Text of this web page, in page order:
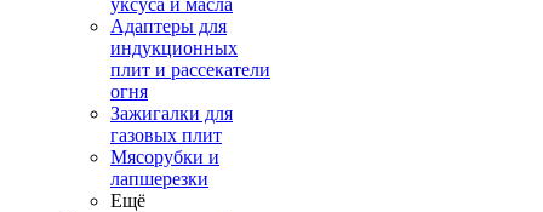
уксуса и масла
Адаптеры для
индукционных
плит и рассекатели
огня
Зажигалки для
газовых плит
Мясорубки и
лапшерезки
Ещё